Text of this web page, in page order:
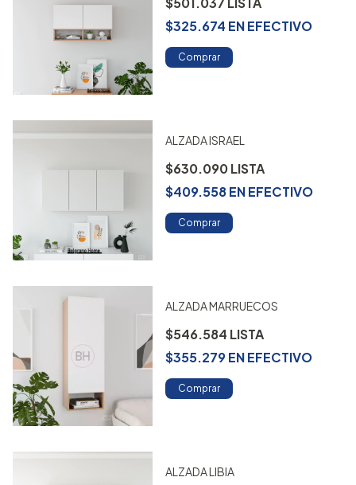
$325.674 ENEFECTIVO
Comprar
ALZADA ISRAEL
$630.090
$409.558ENEFECTIVO
Comprar
ALZADA MARRUECOS
$546.584
$355.279ENEFECTIVO
Comprar
ALZADA LIBIA